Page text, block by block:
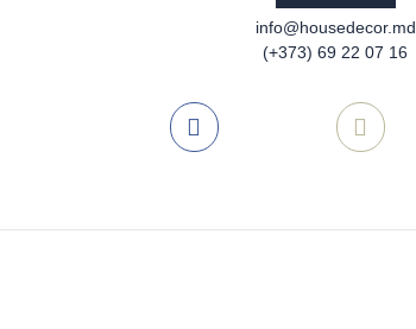
info@housedecor.md
(+373) 69 22 07 16